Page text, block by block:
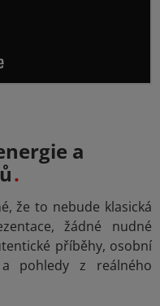
a
že to nebude klasická
žádné nudné
příběhy, osobní
pohledy z reálného